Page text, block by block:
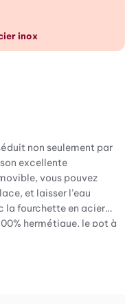
coup d’œil
inox
non seulement par
excellente
vous pouvez
et laisser l’eau
la fourchette en acier
hermétique, le pot à
à fruit, à déjeuner et